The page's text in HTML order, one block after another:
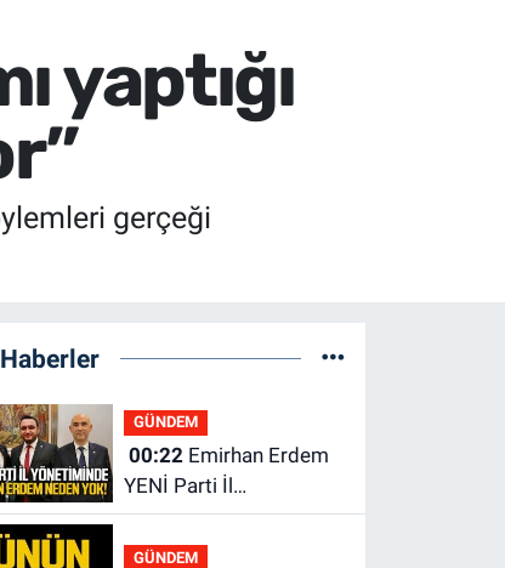
yaptığı
gerçeği
GÜNDEM
00:22Emirhan Erdem
YENİ Parti İl
yönetiminden neden
yok?
GÜNDEM